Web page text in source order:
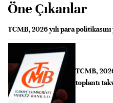
Öne Çıkanlar
TCMB, 2026 yılı para politikasını
TCMB,
toplantı